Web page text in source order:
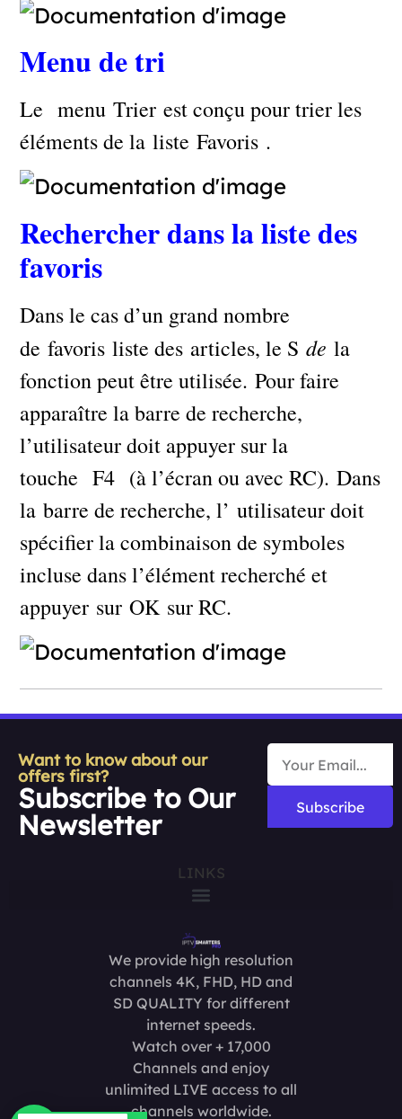
Menu de tri
Le menu Trier est conçu pour trier les
éléments de la liste Favoris .
Rechercher dans la liste des
favoris
Dans le cas d’un grand nombre
de favoris liste des articles, le Sde la
fonction peut être utilisée. Pour faire
apparaître la barre de recherche,
l’utilisateur doit appuyer sur la
touche F4 (à l’écran ou avec RC). Dans
la barre de recherche, l’ utilisateur doit
spécifier la combinaison de symboles
incluse dans l’élément recherché et
appuyer sur OK sur RC.
Want to know about our
offers first?
Subscribe to Our
Newsletter
Subscribe
LINKS
We provide high resolution
channels 4K, FHD, HD and
SD QUALITY for different
internet speeds.
Watch over + 17,000
Channels and enjoy
unlimited LIVE access to all
channels worldwide.